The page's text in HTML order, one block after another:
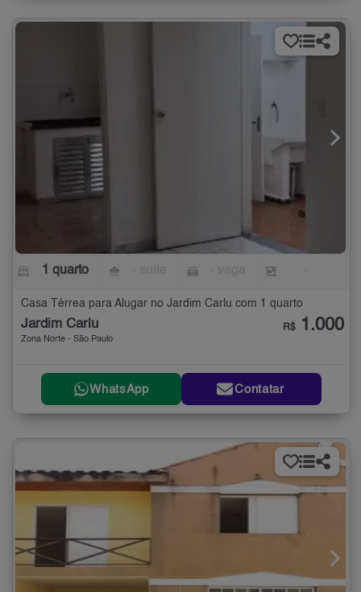
1 quarto
Casa Térrea para Alugar no Jardim Carlu com 1 quarto
Jardim Carlu
Zona Norte - São Paulo
R$ 1.000
WhatsApp Contatar